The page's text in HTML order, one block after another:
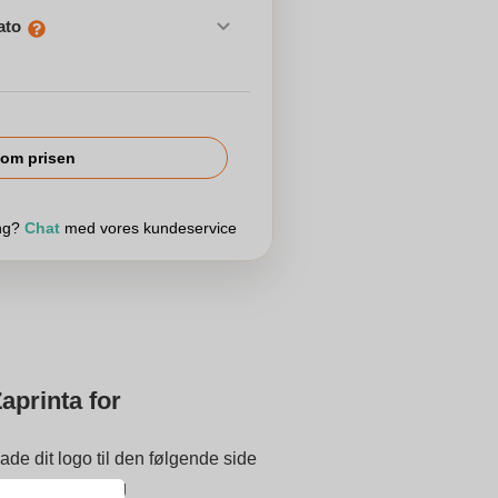
prisen
Chatmed vores kundeservice
for
dit logo til den følgende side
udskrivning